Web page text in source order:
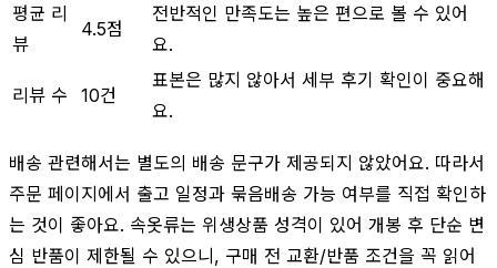
평균 리
뷰
4.5점
전반적인 만족도는 높은 편으로 볼 수 있어
요.
리뷰 수 10건
표본은 많지 않아서 세부 후기 확인이 중요해
요.
배송 관련해서는 별도의 배송 문구가 제공되지 않았어요. 따라서
주문 페이지에서 출고 일정과 묶음배송 가능 여부를 직접 확인하
는 것이 좋아요. 속옷류는 위생상품 성격이 있어 개봉 후 단순 변
심 반품이 제한될 수 있으니, 구매 전 교환/반품 조건을 꼭 읽어